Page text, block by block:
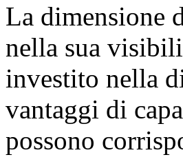
La dimensione
nella sua
investito nella
vantaggi di
possono